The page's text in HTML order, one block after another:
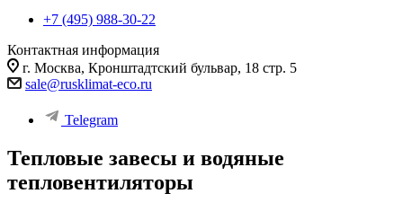
+7 (495) 988-30-22
Контактная информация
г. Москва, Кронштадтский бульвар, 18 стр. 5
sale@rusklimat-eco.ru
Telegram
Тепловые завесы и водяные
тепловентиляторы